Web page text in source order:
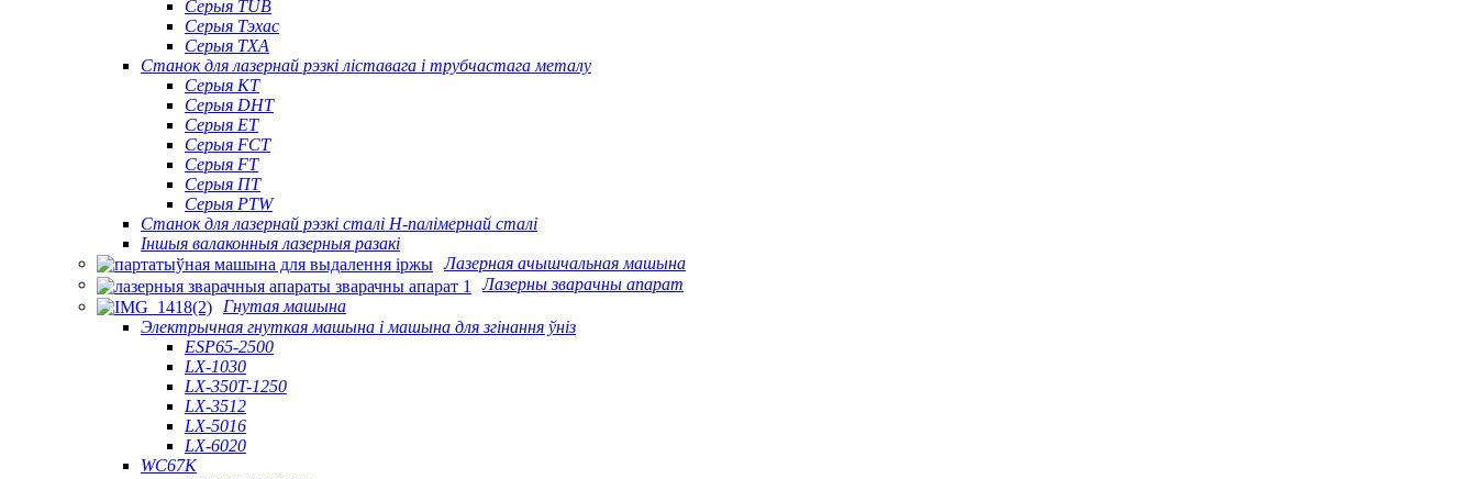
Серыя TUB
Серыя Тэхас
Серыя TXA
Станок для лазернай рэзкі ліставага і трубчастага металу
Серыя КТ
Серыя DHT
Серыя ET
Серыя FCT
Серыя FT
Серыя ПТ
Серыя PTW
Станок для лазернай рэзкі сталі H-палімернай сталі
Іншыя валаконныя лазерныя разакі
Лазерная ачышчальная машына
Лазерны зварачны апарат
Гнутая машына
Электрычная гнуткая машына і машына для згінання ўніз
ESP65-2500
LX-1030
LX-350T-1250
LX-3512
LX-5016
LX-6020
WC67K